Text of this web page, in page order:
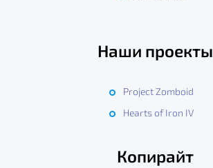
Наши проекты
Project Zomboid
Hearts of Iron IV
Копирайт